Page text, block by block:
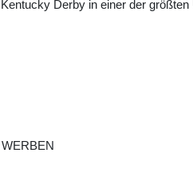
Derby in einer der